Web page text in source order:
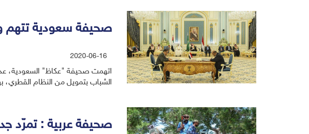
صحيفة سعودية تتهم
2020-06-16
اتهمت صحيفة "عكاظ" السعودية،
الشباب بتمويل من النظام القطري،
صحيفة عربية : تمرّد